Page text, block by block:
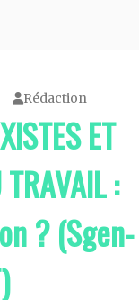
Rédaction
ET
:
? (Sgen-